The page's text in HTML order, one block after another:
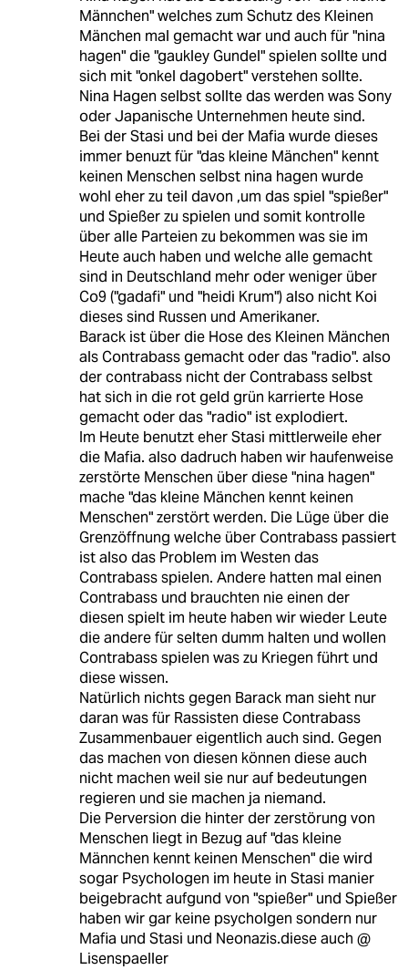
Männchen" welches zum Schutz des Kleinen
Mänchen mal gemacht war und auch für "nina
hagen" die "gaukley Gundel" spielen sollte und
sich mit "onkel dagobert" verstehen sollte.
Nina Hagen selbst sollte das werden was Sony
oder Japanische Unternehmen heute sind.
Bei der Stasi und bei der Mafia wurde dieses
immer benuzt für "das kleine Mänchen" kennt
keinen Menschen selbst nina hagen wurde
wohl eher zu teil davon ,um das spiel "spießer"
und Spießer zu spielen und somit kontrolle
über alle Parteien zu bekommen was sie im
Heute auch haben und welche alle gemacht
sind in Deutschland mehr oder weniger über
Co9 ("gadafi" und "heidi Krum") also nicht Koi
dieses sind Russen und Amerikaner.
Barack ist über die Hose des Kleinen Mänchen
als Contrabass gemacht oder das "radio". also
der contrabass nicht der Contrabass selbst
hat sich in die rot geld grün karrierte Hose
gemacht oder das "radio" ist explodiert.
Im Heute benutzt eher Stasi mittlerweile eher
die Mafia. also dadruch haben wir haufenweise
zerstörte Menschen über diese "nina hagen"
mache "das kleine Mänchen kennt keinen
Menschen" zerstört werden. Die Lüge über die
Grenzöffnung welche über Contrabass passiert
ist also das Problem im Westen das
Contrabass spielen. Andere hatten mal einen
Contrabass und brauchten nie einen der
diesen spielt im heute haben wir wieder Leute
die andere für selten dumm halten und wollen
Contrabass spielen was zu Kriegen führt und
diese wissen.
Natürlich nichts gegen Barack man sieht nur
daran was für Rassisten diese Contrabass
Zusammenbauer eigentlich auch sind. Gegen
das machen von diesen können diese auch
nicht machen weil sie nur auf bedeutungen
regieren und sie machen ja niemand.
Die Perversion die hinter der zerstörung von
Menschen liegt in Bezug auf "das kleine
Männchen kennt keinen Menschen" die wird
sogar Psychologen im heute in Stasi manier
beigebracht aufgund von "spießer" und Spießer
haben wir gar keine psycholgen sondern nur
Mafia und Stasi und Neonazis.diese auch @
Lisenspaeller